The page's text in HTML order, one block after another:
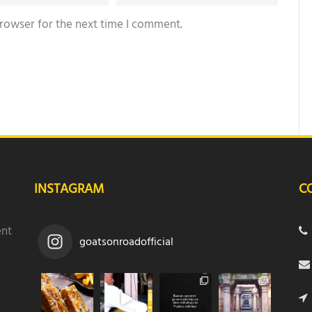
for the next time I comment.
INSTAGRAM
goatsonroadofficial